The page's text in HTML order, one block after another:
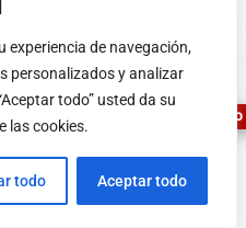
experiencia de navegación,
personalizados y analizar
todo” usted da su
las cookies.
todo Aceptar todo
ASESOR FERRETERO